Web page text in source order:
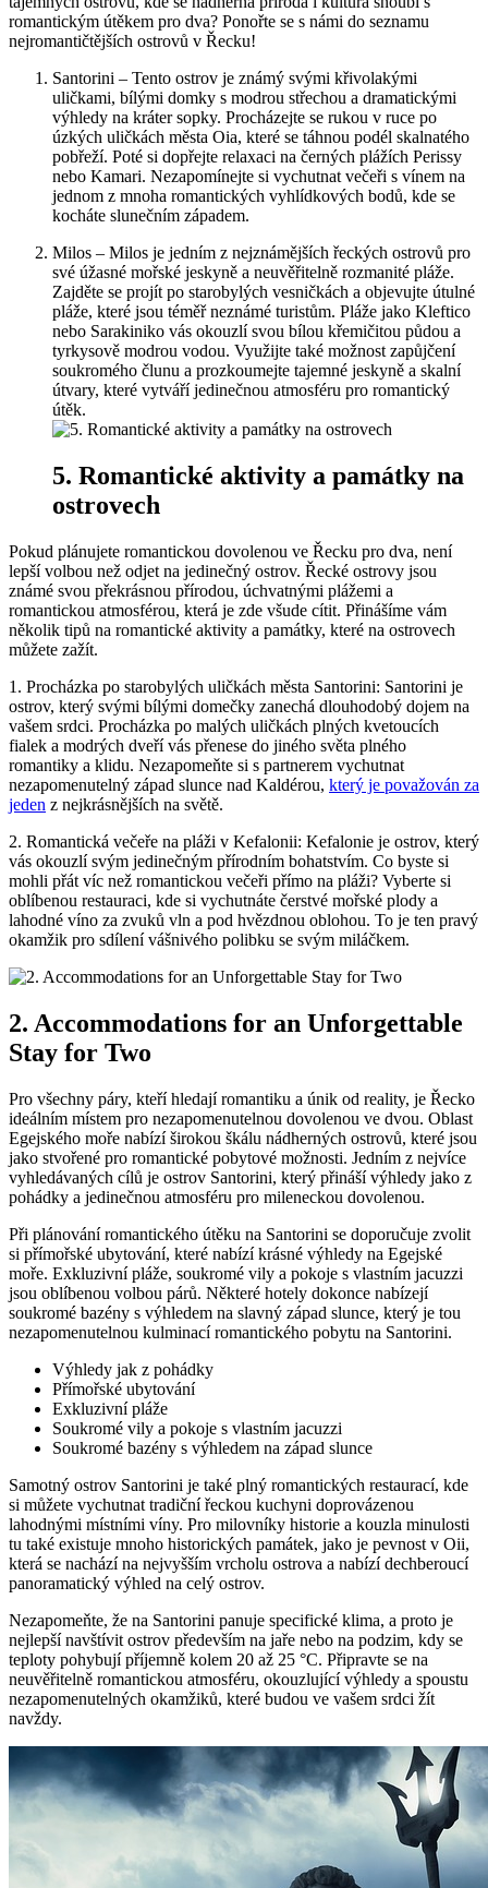
romantickým útěkem pro dva? Ponořte se s námi do seznamu
nejromantičtějších ostrovů v Řecku!
Santorini – Tento ostrov je známý svými křivolakými
uličkami, bílými domky s modrou střechou a dramatickými
výhledy na kráter sopky. Procházejte se rukou v ruce po
úzkých uličkách města Oia, které se táhnou podél skalnatého
pobřeží. Poté si dopřejte relaxaci na černých plážích Perissy
nebo Kamari. Nezapomínejte si vychutnat večeři s vínem na
jednom z mnoha romantických vyhlídkových bodů, kde se
kocháte slunečním západem.
Milos – Milos je jedním z nejznámějších řeckých ostrovů pro
své úžasné mořské jeskyně a neuvěřitelně rozmanité pláže.
Zajděte se projít po starobylých vesničkách a objevujte útulné
pláže, které jsou téměř neznámé turistům. Pláže jako Kleftico
nebo Sarakiniko vás okouzlí svou bílou křemičitou půdou a
tyrkysově modrou vodou. Využijte také možnost zapůjčení
soukromého člunu a prozkoumejte tajemné jeskyně a skalní
útvary, které vytváří jedinečnou atmosféru pro romantický
útěk.
5. Romantické aktivity a památky na
ostrovech
Pokud plánujete romantickou dovolenou ve Řecku pro dva, není
lepší volbou než odjet na jedinečný ostrov. Řecké ostrovy jsou
známé svou překrásnou přírodou, úchvatnými plážemi a
romantickou atmosférou, která je zde všude cítit. Přinášíme vám
několik tipů na romantické aktivity a památky, které na ostrovech
můžete zažít.
1. Procházka po starobylých uličkách města Santorini: Santorini je
ostrov, který svými bílými domečky zanechá dlouhodobý dojem na
vašem srdci. Procházka po malých uličkách plných kvetoucích
fialek a modrých dveří vás přenese do jiného světa plného
romantiky a klidu. Nezapomeňte si s partnerem vychutnat
nezapomenutelný západ slunce nad Kaldérou, který je považován za
jeden z nejkrásnějších na světě.
2. Romantická večeře na pláži v Kefalonii: Kefalonie je ostrov, který
vás okouzlí svým jedinečným přírodním bohatstvím. Co byste si
mohli přát víc než romantickou večeři přímo na pláži? Vyberte si
oblíbenou restauraci, kde si vychutnáte čerstvé mořské plody a
lahodné víno za zvuků vln a pod hvězdnou oblohou. To je ten pravý
okamžik pro sdílení vášnivého polibku se svým miláčkem.
2. Accommodations for an Unforgettable
Stay for Two
Pro všechny páry, kteří hledají romantiku a únik od reality, je Řecko
ideálním místem pro nezapomenutelnou dovolenou ve dvou. Oblast
Egejského moře nabízí širokou škálu nádherných ostrovů, které jsou
jako stvořené pro romantické pobytové možnosti. Jedním z nejvíce
vyhledávaných cílů je ostrov Santorini, který přináší výhledy jako z
pohádky a jedinečnou atmosféru pro mileneckou dovolenou.
Při plánování romantického útěku na Santorini se doporučuje zvolit
si přímořské ubytování, které nabízí krásné výhledy na Egejské
moře. Exkluzivní pláže, soukromé vily a pokoje s vlastním jacuzzi
jsou oblíbenou volbou párů. Některé hotely dokonce nabízejí
soukromé bazény s výhledem na slavný západ slunce, který je tou
nezapomenutelnou kulminací romantického pobytu na Santorini.
Výhledy jak z pohádky
Přímořské ubytování
Exkluzivní pláže
Soukromé vily a pokoje s vlastním jacuzzi
Soukromé bazény s výhledem na západ slunce
Samotný ostrov Santorini je také plný romantických restaurací, kde
si můžete vychutnat tradiční řeckou kuchyni doprovázenou
lahodnými místními víny. Pro milovníky historie a kouzla minulosti
tu také existuje mnoho historických památek, jako je pevnost v Oii,
která se nachází na nejvyšším vrcholu ostrova a nabízí dechberoucí
panoramatický výhled na celý ostrov.
Nezapomeňte, že na Santorini panuje specifické klima, a proto je
nejlepší navštívit ostrov především na jaře nebo na podzim, kdy se
teploty pohybují příjemně kolem 20 až 25 °C. Připravte se na
neuvěřitelně romantickou atmosféru, okouzlující výhledy a spoustu
nezapomenutelných okamžiků, které budou ve vašem srdci žít
navždy.